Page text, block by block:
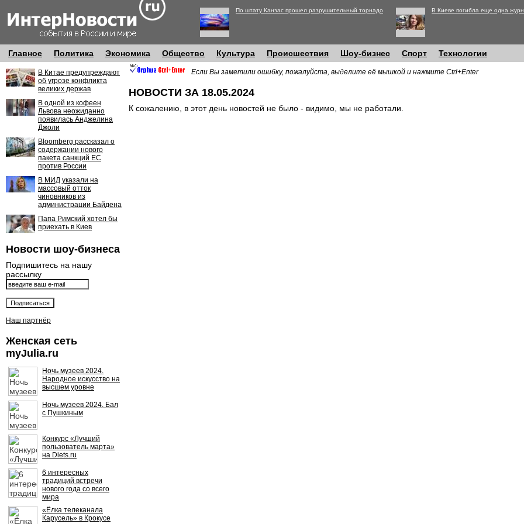
По штату Канзас прошел разрушительный торнадо В Киеве погибла еще одна
Главное Политика Экономика Общество Культура Происшествия Шоу-бизнес Спорт Технологии
В Китае предупреждают
об угрозе конфликта
великих держав
В одной из кофеен
Львова неожиданно
появилась Анджелина
Джоли
Bloomberg рассказал о
содержании нового
пакета санкций ЕС
против России
В МИД указали на
массовый отток
чиновников из
администрации Байдена
Папа Римский хотел бы
приехать в Киев
Новости шоу-бизнеса
Подпишитесь на нашу
рассылку
Наш партнёр
Женская сеть
myJulia.ru
Ночь музеев 2024.
Народное искусство на
высшем уровне
Ночь музеев 2024. Бал
с Пушкиным
Конкурс «Лучший
пользователь марта»
на Diets.ru
6 интересных
традиций встречи
нового года со всего
мира
«Ёлка телеканала
Карусель» в Крокусе
Если Вы заметили ошибку, пожалуйста, выделите её мышкой и нажмите Ctrl+Enter
НОВОСТИ ЗА 18.05.2024
К сожалению, в этот день новостей не было - видимо, мы не работали.